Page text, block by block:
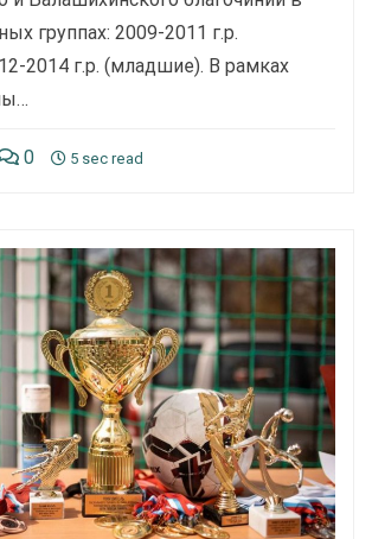
группах: 2009-2011 г.р.
2014 г.р. (младшие). В рамках
0 5 sec read